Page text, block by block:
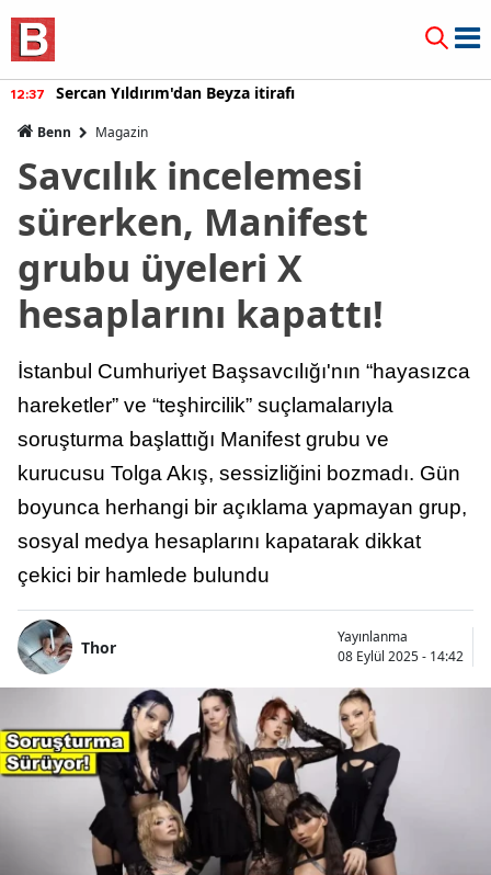
12:37 Sercan Yıldırım'dan Beyza itirafı
Benn Magazin
Savcılık incelemesi
sürerken, Manifest
grubu üyeleri X
hesaplarını kapattı!
İstanbul Cumhuriyet Başsavcılığı'nın “hayasızca
hareketler” ve “teşhircilik” suçlamalarıyla
soruşturma başlattığı Manifest grubu ve
kurucusu Tolga Akış, sessizliğini bozmadı. Gün
boyunca herhangi bir açıklama yapmayan grup,
sosyal medya hesaplarını kapatarak dikkat
çekici bir hamlede bulundu
Thor
Yayınlanma
08 Eylül 2025 - 14:42